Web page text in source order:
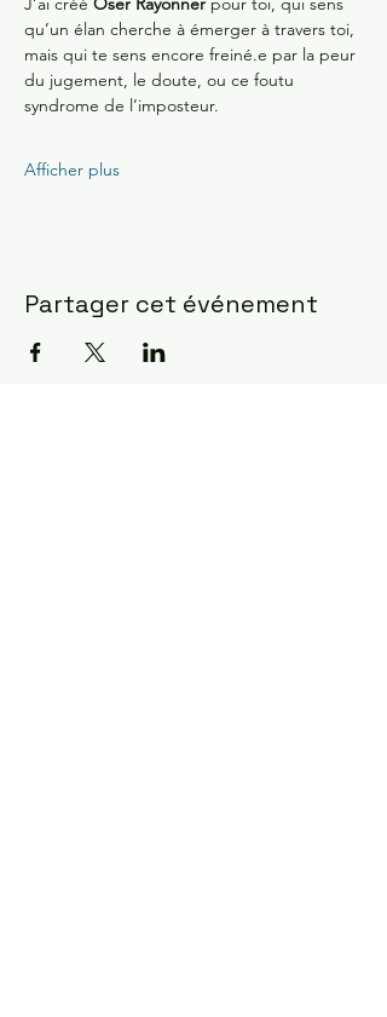
qu’un élan cherche à émerger à travers toi,
mais qui te sens encore freiné.e par la peur
du jugement, le doute, ou ce foutu
syndrome de l’imposteur.
Afficher plus
Partager cet événement